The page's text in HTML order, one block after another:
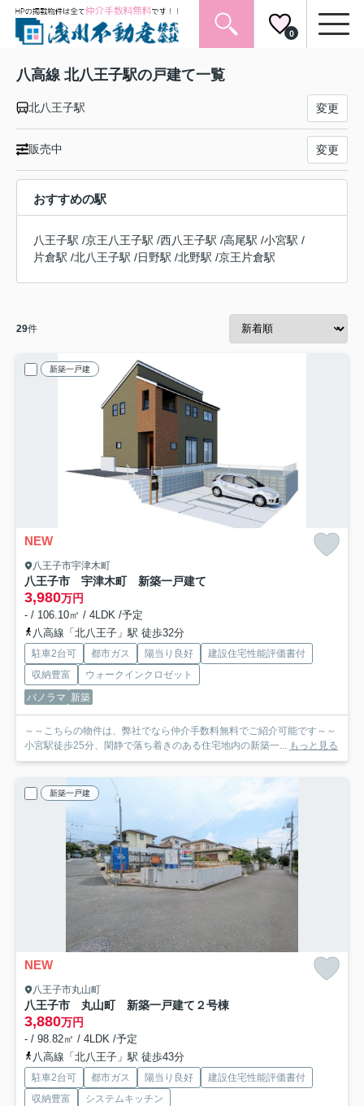
0
八高線 北八王子駅の戸建て一覧
北八王子駅 変更
販売中 変更
おすすめの駅
八王子駅 /京王八王子駅 /西八王子駅 /高尾駅 /小宮駅 /
片倉駅 /北八王子駅 /日野駅 /北野駅 /京王片倉駅
29件
新築一戸建
NEW
八王子市宇津木町
八王子市 宇津木町 新築一戸建て
3,980万円
- / 106.10㎡ / 4LDK /予定
八高線「北八王子」駅 徒歩32分
駐車2台可 都市ガス 陽当り良好
建設住宅性能評価書付
収納豊富
ウォークインクロゼット
パノラマ 新築
～～こちらの物件は、弊社でなら仲介手数料無料でご紹介可能です～～
小宮駅徒歩25分、閑静で落ち着きのある住宅地内の新築一...
もっと見る
新築一戸建
NEW
八王子市丸山町
八王子市 丸山町 新築一戸建て ２号棟
3,880万円
- / 98.82㎡ / 4LDK /予定
八高線「北八王子」駅 徒歩43分
駐車2台可 都市ガス 陽当り良好
建設住宅性能評価書付
収納豊富
システムキッチン